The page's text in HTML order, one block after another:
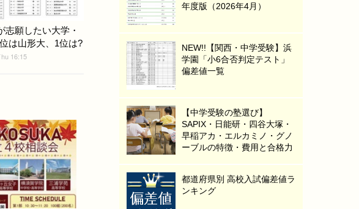
志願したい大学・
は山形大、1位は?
16:15
年度版（2026年4月）
NEW!!【関西・中学受験】浜
学園「小6合否判定テスト」
偏差値一覧
【中学受験の塾選び】
SAPIX・日能研・四谷大塚・
早稲アカ・エルカミノ・グノ
ーブルの特徴・費用と合格力
都道府県別 高校入試偏差値ラ
ンキング